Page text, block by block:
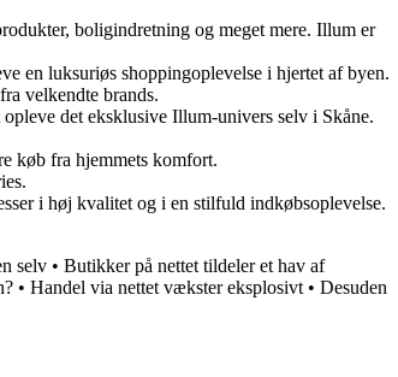
boligindretning og meget mere. Illum er
en luksuriøs shoppingoplevelse i hjertet af byen.
velkendte brands.
det eksklusive Illum-univers selv i Skåne.
køb fra hjemmets komfort.
i høj kvalitet og i en stilfuld indkøbsoplevelse.
selv • Butikker på nettet tildeler et hav af
• Handel via nettet vækster eksplosivt • Desuden